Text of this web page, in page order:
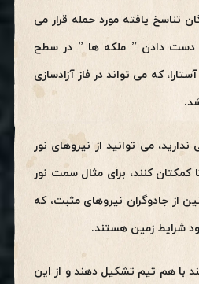
تناسخ یافته مورد حمله قرار می
دست دادن ” ملکه ها ” در سطح
که می تواند در فاز آزادسازی
می توانید از نیروهای نور
کنند، برای مثال سمت نور
از جادوگران نیروهای مثبت، که
شرایط زمین هستند.
با هم تیم تشکیل دهند و از این